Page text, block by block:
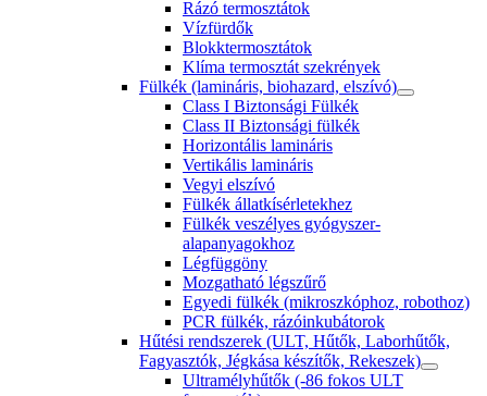
Rázó termosztátok
Vízfürdők
Blokktermosztátok
Klíma termosztát szekrények
Fülkék (lamináris, biohazard, elszívó)
Class I Biztonsági Fülkék
Class II Biztonsági fülkék
Horizontális lamináris
Vertikális lamináris
Vegyi elszívó
Fülkék állatkísérletekhez
Fülkék veszélyes gyógyszer-
alapanyagokhoz
Légfüggöny
Mozgatható légszűrő
Egyedi fülkék (mikroszkóphoz, robothoz)
PCR fülkék, rázóinkubátorok
Hűtési rendszerek (ULT, Hűtők, Laborhűtők,
Fagyasztók, Jégkása készítők, Rekeszek)
Ultramélyhűtők (-86 fokos ULT